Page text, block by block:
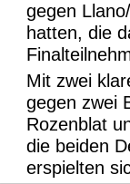
gegen
hatten, die
Mit zwei
gegen zwei
Rozenblat
die beiden
erspielten